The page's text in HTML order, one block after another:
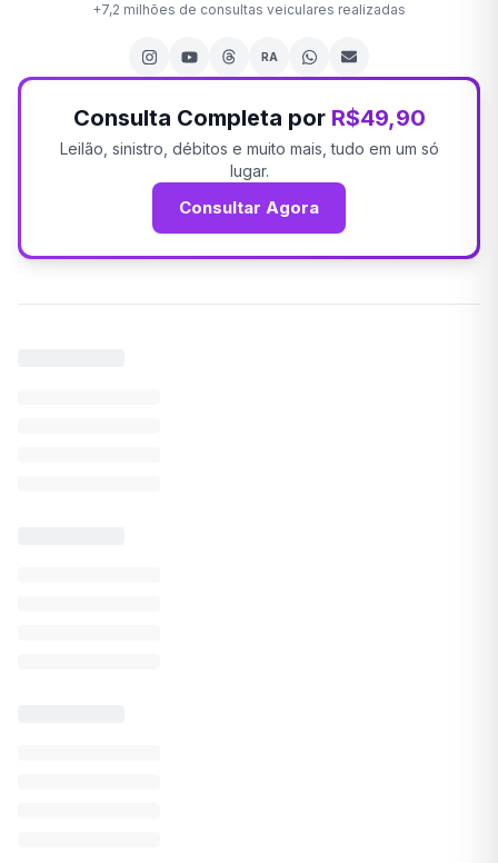
+7,2 milhões de consultas veiculares realizadas
RA
Consulta Completa por R$49,90
Leilão, sinistro, débitos e muito mais, tudo em um só
lugar.
Consultar Agora